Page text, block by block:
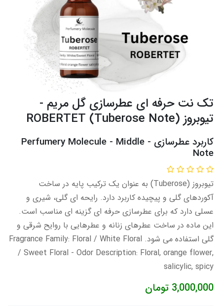
تک نت حرفه ای عطرسازی گل مریم -
تیوبروز (Tuberose Note) ROBERTET
کاربرد عطرسازی - Perfumery Molecule - Middle
Note​​​
تیوبروز (Tuberose) به عنوان یک ترکیب پایه در ساخت
آکوردهای گلی و پیچیده کاربرد دارد. رایحه ای گلی، شیری و
عسلی دارد که برای عطرسازی حرفه ای گزینه ای مناسب است.
این ماده در ساخت عطرهای زنانه و عطرهایی با روایح شرقی و
گلی استفاده می شود. Fragrance Family: Floral / White Floral
/ Sweet Floral - Odor Description: Floral, orange flower,
salicylic, spicy
3,000,000 تومان